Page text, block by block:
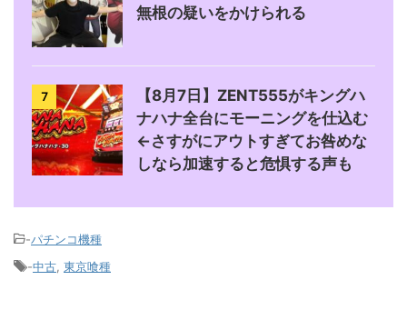
無根の疑いをかけられる
7
【8月7日】ZENT555がキングハ
ナハナ全台にモーニングを仕込む
←さすがにアウトすぎてお咎めな
しなら加速すると危惧する声も
-パチンコ機種
-中古 東京喰種